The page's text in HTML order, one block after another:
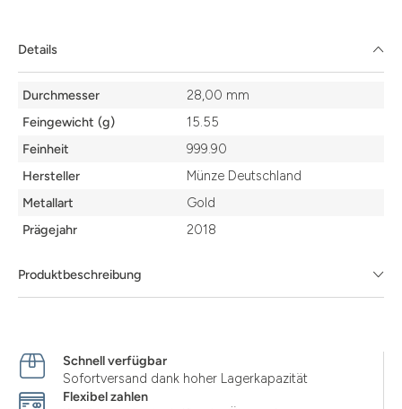
die
Zustimmung
aktivieren.
Details
Produktbeschreibung
Details
Durchmesser
28,00 mm
Feingewicht (g)
15.55
Feinheit
999.90
Hersteller
Münze Deutschland
Metallart
Gold
Prägejahr
2018
Schnell verfügbar
Sofortversand dank hoher Lagerkapazität
Flexibel zahlen